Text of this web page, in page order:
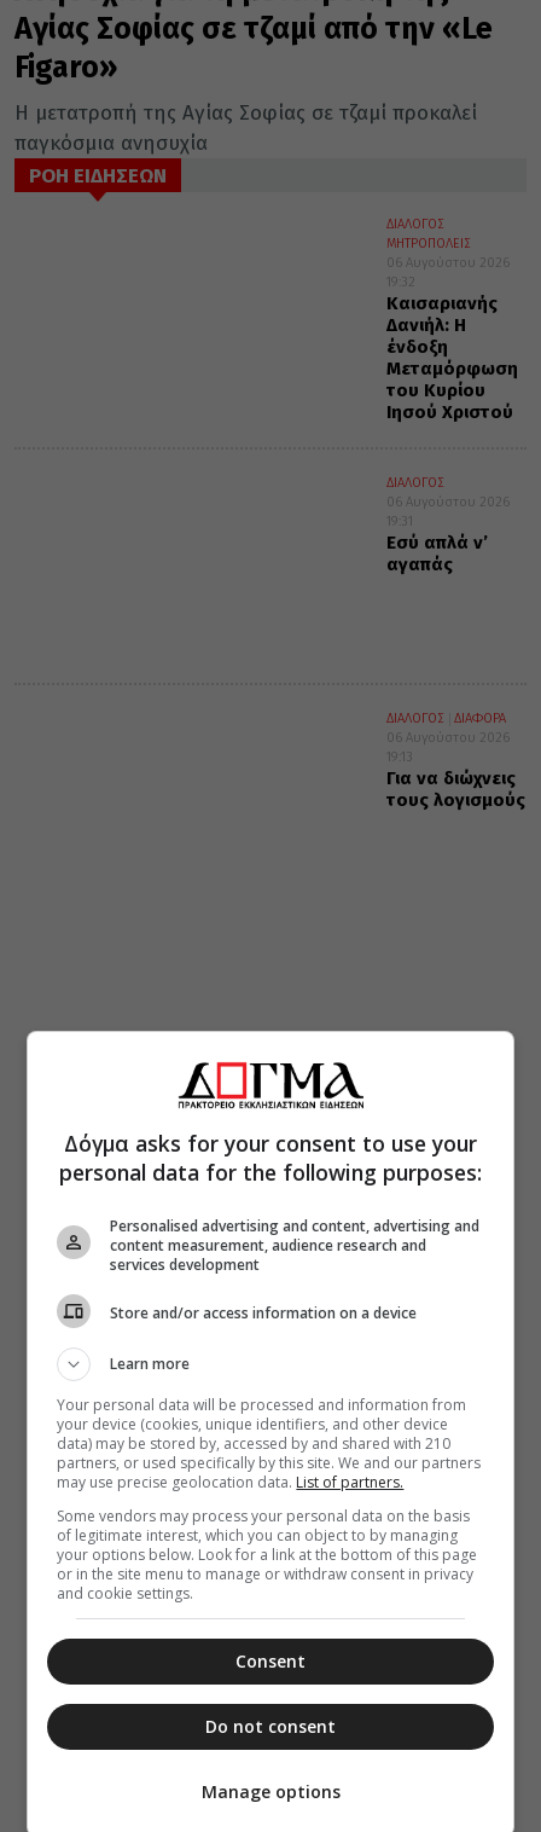
Αγίας Σοφίας σε τζαμί από την «Le
Figaro»
Η μετατροπή της Αγίας Σοφίας σε τζαμί προκαλεί
παγκόσμια ανησυχία
ΡΟΗ ΕΙΔΗΣΕΩΝ
ΔΙΑΛΟΓΟΣ
ΜΗΤΡΟΠΟΛΕΙΣ
06 Αυγούστου 2026
19:32
Καισαριανής
Δανιήλ: Η
ένδοξη
Μεταμόρφωση
του Κυρίου
Ιησού Χριστού
ΔΙΑΛΟΓΟΣ
06 Αυγούστου 2026
19:31
Εσύ απλά ν’
αγαπάς
ΔΙΑΛΟΓΟΣ
ΔΙΑΦΟΡΑ
06 Αυγούστου 2026
19:13
Για να διώχνεις
τους λογισμούς
Δόγμα asks for your consent to use your
personal data for the following purposes:
Personalised advertising and content, advertising and
content measurement, audience research and
services development
Store and/or access information on a device
Learn more
Your personal data will be processed and information from
your device (cookies, unique identifiers, and other device
data) may be stored by, accessed by and shared with 210
partners, or used specifically by this site. We and our partners
may use precise geolocation data. List of partners.
Some vendors may process your personal data on the basis
of legitimate interest, which you can object to by managing
your options below. Look for a link at the bottom of this page
or in the site menu to manage or withdraw consent in privacy
and cookie settings.
Consent
Do not consent
Manage options